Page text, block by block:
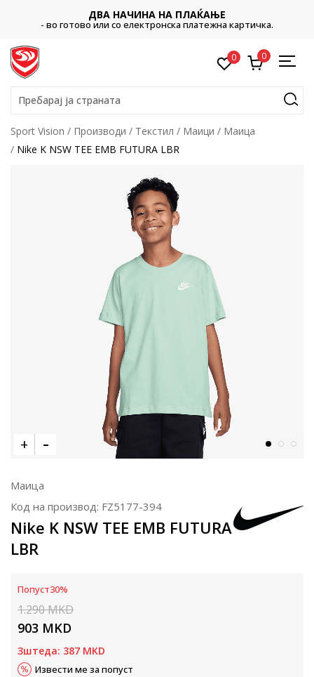
ДВА НАЧИНА НА ПЛАЌАЊЕ
- во готово или со електронска платежна картичка.
0 0
Пребарај ја страната
Sport Vision Производи Текстил Маици
Маица
Nike K NSW TEE EMB FUTURA LBR
Маица
Код на производ: FZ5177-394
Nike K NSW TEE EMB FUTURA
LBR
Попуст30%
1.290MKD
903 MKD
Зштеда: 387 MKD
Извести ме за попуст